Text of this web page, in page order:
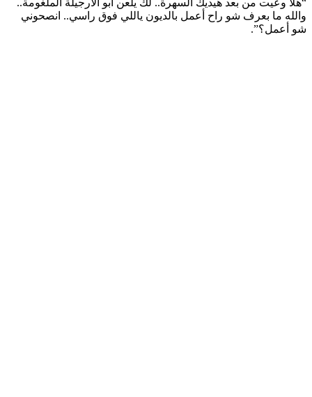
“هلا وعيت من بعد هيديك السهرة.. لك يلعن أبو الأرجيلة الملغومة..
والله ما بعرف شو راح أعمل بالديون ياللي فوق راسي.. انصحوني
شو أعمل؟”.